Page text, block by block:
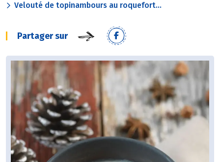
Velouté de topinambours au roquefort...
Partager sur